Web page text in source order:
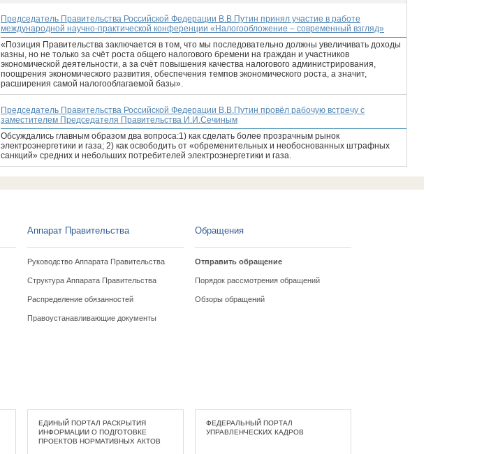
Председатель Правительства Российской Федерации В.В.Путин принял участие в работе
международной научно-практической конференции «Налогообложение – современный взгляд»
«Позиция Правительства заключается в том, что мы последовательно должны увеличивать доходы
казны, но не только за счёт роста общего налогового бремени на граждан и участников
экономической деятельности, а за счёт повышения качества налогового администрирования,
поощрения экономического развития, обеспечения темпов экономического роста, а значит,
расширения самой налогооблагаемой базы».
Председатель Правительства Российской Федерации В.В.Путин провёл рабочую встречу с
заместителем Председателя Правительства И.И.Сечиным
Обсуждались главным образом два вопроса:1) как сделать более прозрачным рынок
электроэнергетики и газа; 2) как освободить от «обременительных и необоснованных штрафных
санкций» средних и небольших потребителей электроэнергетики и газа.
Аппарат Правительства
Руководство Аппарата Правительства
Структура Аппарата Правительства
Распределение обязанностей
Правоустанавливающие документы
Обращения
Отправить обращение
Порядок рассмотрения обращений
Обзоры обращений
ЕДИНЫЙ ПОРТАЛ РАСКРЫТИЯ
ИНФОРМАЦИИ О ПОДГОТОВКЕ
ПРОЕКТОВ НОРМАТИВНЫХ АКТОВ
ФЕДЕРАЛЬНЫЙ ПОРТАЛ
УПРАВЛЕНЧЕСКИХ КАДРОВ